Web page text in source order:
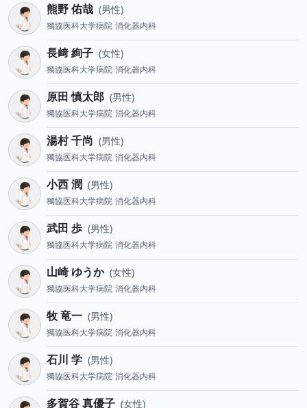
熊野 佑哉 男性
獨協医科大学病院 消化器内科
長﨑 絢子 女性
獨協医科大学病院 消化器内科
原田 慎太郎 男性
獨協医科大学病院 消化器内科
湯村 千尚 男性
獨協医科大学病院 消化器内科
小西 潤 男性
獨協医科大学病院 消化器内科
武田 歩 男性
獨協医科大学病院 消化器内科
山崎 ゆうか 女性
獨協医科大学病院 消化器内科
牧 竜一 男性
獨協医科大学病院 消化器内科
石川 学 男性
獨協医科大学病院 消化器内科
多賀谷 真優子 女性